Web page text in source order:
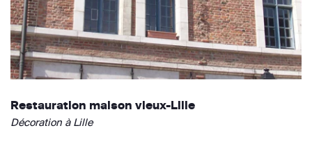
Restauration maison vieux-Lille
Décoration à Lille